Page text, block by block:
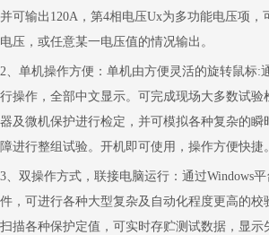
并可输出 120A ，第4相电压Ux为多功能电压项，
电压，或任意某一电压值的情况输出。
2、单机操作方便：单机由方便灵活的旋转鼠标:
行操作，全部中文显示。可完成现场大多数试验
器及微机保护进行检定，并可模拟各种复杂的瞬
障进行整组试验。开机即可使用，操作方便快捷。
3、双操作方式，联接电脑运行：通过Windows平
件，可进行各种大型复杂及自动化程度更高的校
扫描各种保护定值，可实时存贮测试数据，显示